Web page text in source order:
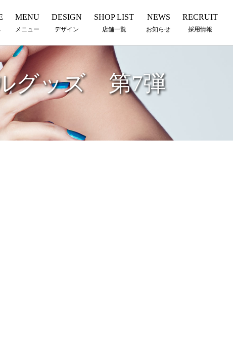
MENU
メニュー
DESIGN
デザイン
SHOP LIST
店舗一覧
NEWS
お知らせ
RECRUIT
採用情報
グッズ 第7弾